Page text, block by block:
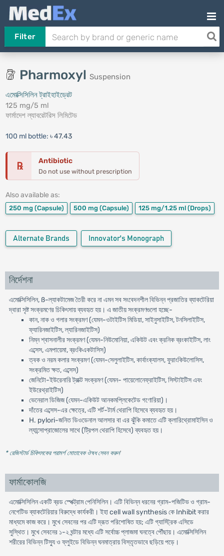
Filter
Pharmoxyl Suspension
এমোক্সিসিলিন ট্রাইহাইড্রেট
125 mg/5 ml
ফার্মাদেশ ল্যাবরেটরিস লিমিটেড
100 ml bottle: ৳ 47.43
℞ Antibiotic
Do not use without prescription
Also available as:
250 mg (Capsule) 500 mg (Capsule) 125 mg/1.25 ml (Drops)
Alternate Brands Innovator's Monograph
নির্দেশনা
এমোক্সিসিলিন, ß-ল্যাকটামেজ তৈরী করে না এমন সব সংবেদনশীল বিভিন্ন প্রজাতির ব্যাকটেরিয়া
দ্বারা সৃষ্ট সংক্রমণের চিকিৎসায় ব্যবহৃত হয়। এ জাতীয় সংক্রমণগুলো হচ্ছে-
কান, নাক ও গলার সংক্রমণ (যেমন-ওটাইটিস মিডিয়া, সাইনুসাইটিস, টনসিলাইটিস,
ফ্যারিনজাইটিস, ল্যারিনজাইটিস)
নিম্ন শ্বাসনালীর সংক্রমণ (যেমন-নিউমোনিয়া, একিউট এবং ক্রনিক ব্রংকাইটিস, লাং
এব্সেস, এমপায়েমা, ব্রংকিএকটাসিস)
ত্বক ও নরম কলার সংক্রমণ (যেমন-সেলুলাইটিস, কার্বাংক্যালস, ফুরাংকিউলোসিস,
সংক্রমিত ক্ষত, এব্সেস)
জেনিটো-ইউরেনারি ট্রাক্ট সংক্রমণ (যেমন- পায়েলোনেফ্রাইটিস, সিস্টাইটিস এবং
ইউরেথ্রাইটিস)
ভেনেরাল ডিজিজ (যেমন-একিউট আনকমপ্লিকেটেড গণোরিয়া)।
দাঁতের এব্সেস-এর ক্ষেত্রে, এটি শর্ট-টার্ম থেরাপি হিসেবে ব্যবহৃত হয়।
H. pylori-জনিত ডিওডেনাল আলসার বা এর ঝুঁকি কমাতে এটি ক্লারিথ্রোমাইসিন ও
ল্যান্সোপ্রাজোলের সাথে (ট্রিপল থেরাপি হিসেবে) ব্যবহৃত হয়।
* রেজিস্টার্ড চিকিৎসকের পরামর্শ মোতাবেক ঔষধ সেবন করুন'
ফার্মাকোলজি
এমোক্সিসিলিন একটি ব্রড স্পেক্ট্রাম পেনিসিলিন। এটি বিভিন্ন ধরনের গ্রাম-পজিটিভ ও গ্রাম-
নেগেটিভ ব্যাকটেরিয়ার বিরুদ্ধে কার্যকরী। ইহা cell wall synthesis কে Inhibit করার
মাধ্যমে কাজ করে। মুখে সেবনের পর এটি দ্রূত পরিশোষিত হয়; এটি গ্যাস্ট্রিক এসিডে
সুস্থিত। মুখে সেবনের ১-২ ঘন্টার মধ্যে এটি সর্বোচ্চ প্লাজমা ঘনত্বে পৌঁছায়। এমোক্সিসিলিন
শরীরের বিভিন্ন টিস্যু ও ফ্লুইডে বিভিন্ন ঘনমাত্রায় বিস্তৃতভাবে ছড়িয়ে পড়ে।